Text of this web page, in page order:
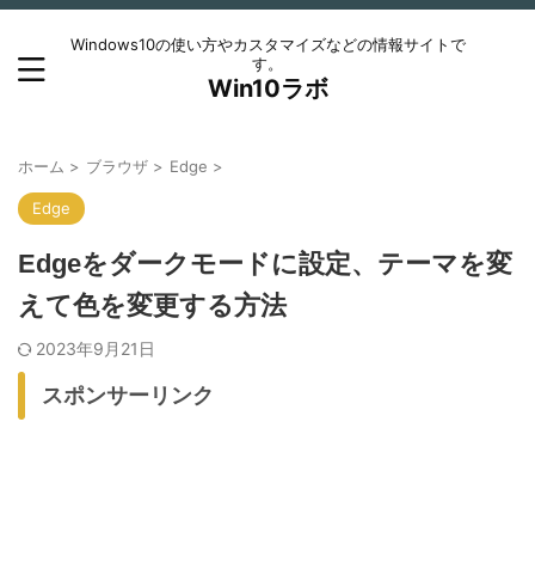
Windows10の使い方やカスタマイズなどの情報サイトで
す。
Win10ラボ
ホーム > ブラウザ > Edge >
Edge
Edgeをダークモードに設定、テーマを変
えて色を変更する方法
2023年9月21日
スポンサーリンク